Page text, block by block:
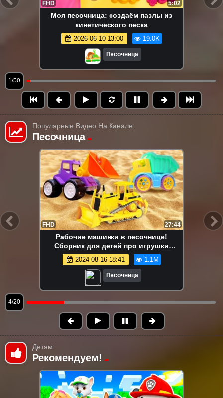
FHD 5:02
Моя песочница: создаём пазлы из
кинетического песка
2026-06-10 13:00 19.0K
Песочница
1/50
Популярные Видео На Канале:
Песочница
FHD 13:58
Маша Капуки Кануки и игрушки в
песочнице — Развивающее видео для
самых маленьких
2024-08-16 18:41 1.1M
Песочница
5/20
Детям
Рекомендуем!